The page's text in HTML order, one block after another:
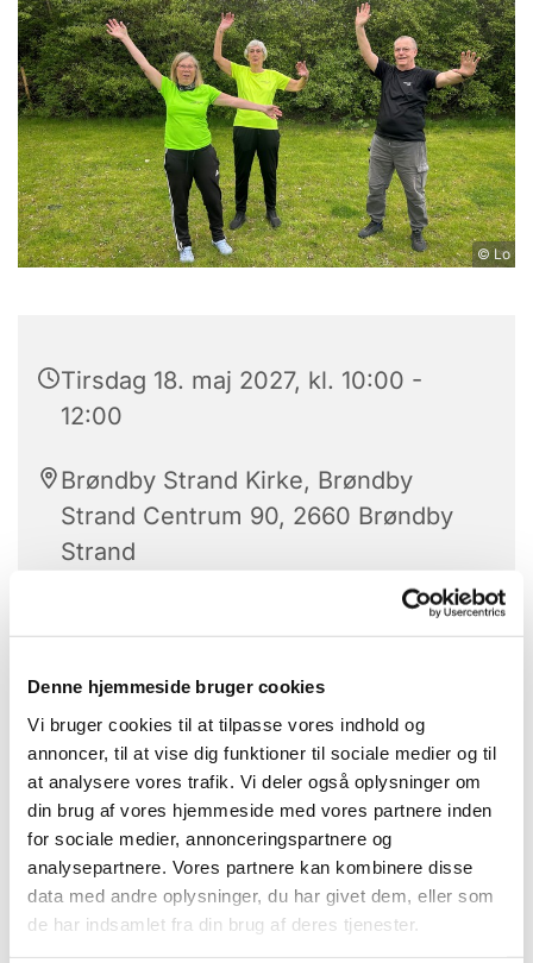
Denne hjemmeside bruger cookies
Vi bruger cookies til at tilpasse vores indhold og
annoncer, til at vise dig funktioner til sociale medier og til
at analysere vores trafik. Vi deler også oplysninger om
din brug af vores hjemmeside med vores partnere inden
for sociale medier, annonceringspartnere og
analysepartnere. Vores partnere kan kombinere disse
data med andre oplysninger, du har givet dem, eller som
de har indsamlet fra din brug af deres tjenester.
© Lo
Tirsdag 18. maj 2027, kl. 10:00 -
12:00
Brøndby Strand Kirke, Brøndby
Strand Centrum 90, 2660 Brøndby
Strand
Stolegymnastik er hver tirsdag.
Alle kan være med.
Med højt humør får vi sved på panden -
når de dygtige instruktører guider os
igennem gymnastikøvelserne.
Bagefter hygge vi os med hjemmebagte
boller og kaffe.